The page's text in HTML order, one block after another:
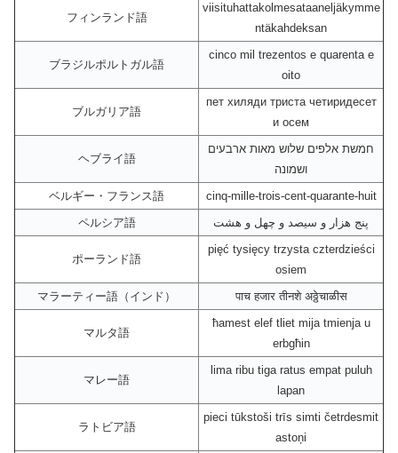
フィンランド語
viisituhattakolmesataaneljäkymme
ntäkahdeksan
ブラジルポルトガル語
cinco mil trezentos e quarenta e
oito
ブルガリア語
пет хиляди триста четиридесет
и осем
ヘブライ語
חמשת אלפים שלוש מאות ארבעים
ושמונה
ベルギー・フランス語
cinq-mille-trois-cent-quarante-huit
ペルシア語
پنج هزار و سیصد و چهل و هشت
ポーランド語
pięć tysięcy trzysta czterdzieści
osiem
マラーティー語（インド）
पाच हजार तीनशे अठ्ठेचाळीस
マルタ語
ħamest elef tliet mija tmienja u
erbgħin
マレー語
lima ribu tiga ratus empat puluh
lapan
ラトビア語
pieci tūkstoši trīs simti četrdesmit
astoņi